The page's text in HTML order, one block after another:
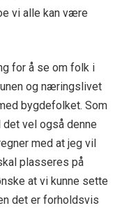
vi alle kan være
for å se om folk i
og næringslivet
bygdefolket. Som
vel også denne
med at jeg vil
plasseres på
at vi kunne sette
det er forholdsvis